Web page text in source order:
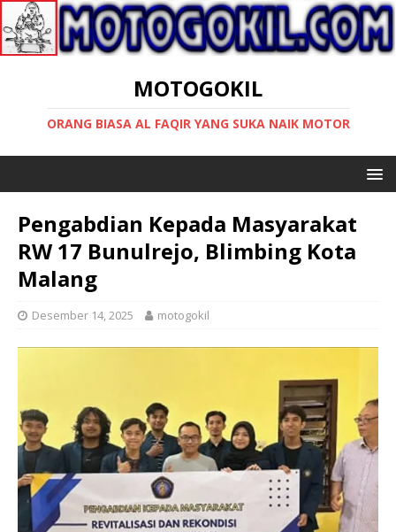
MOTOGOKIL
ORANG BIASA AL FAQIR YANG SUKA NAIK MOTOR
Pengabdian Kepada Masyarakat
RW 17 Bunulrejo, Blimbing Kota
Malang
Desember 14, 2025 motogokil